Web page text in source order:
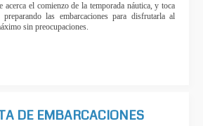
acerca el comienzo de la temporada náutica, y toca
las embarcaciones para disfrutarla al
sin preocupaciones.
DE EMBARCACIONES